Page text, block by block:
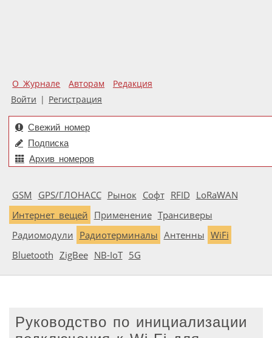
О Журнале Авторам
Редакция
Войти | Регистрация
Свежий номер
Подписка
Архив номеров
GSM GPS/ГЛОНАСС Рынок Софт RFID LoRaWAN
Интернет вещей Применение Трансиверы
Радиомодули Радиотерминалы Антенны WiFi
Bluetooth ZigBee NB-IoT 5G
Руководство по инициализации